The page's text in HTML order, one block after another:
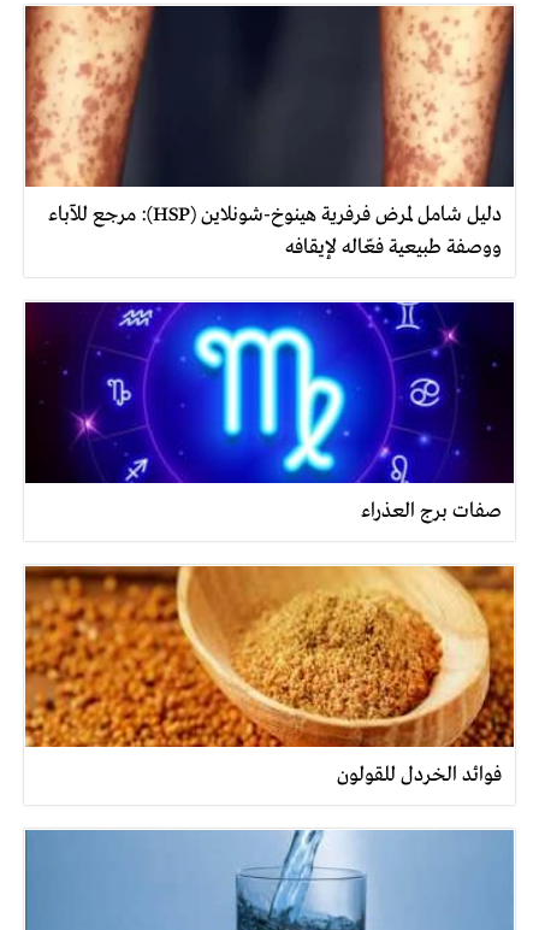
دليل شامل لمرض فرفرية هينوخ-شونلاين (HSP): مرجع للآباء
ووصفة طبيعية فعّاله لإيقافه
صفات برج العذراء
فوائد الخردل للقولون